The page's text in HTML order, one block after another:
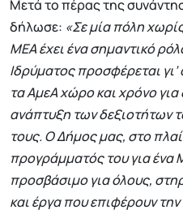
Μετά το πέρας της
δήλωσε: «Σε μία πόλη
ΜΕΑ έχει ένα σημαντικό
Ιδρύματος προσφέρεται
τα ΑμεΑ χώρο και χρόνο
ανάπτυξη των δεξιοτήτων
τους. Ο Δήμος μας, στο
προγράμματός του για ένα
προσβάσιμο για όλους,
και έργα που επιφέρουν